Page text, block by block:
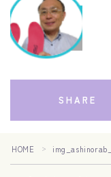
お問い合わせ
SHARE
HOME ＞